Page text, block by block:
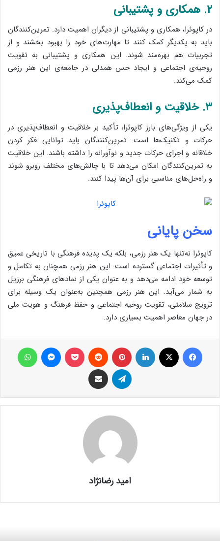
۲. همکاری و پشتیبانی
در کاپوئرا، همکاری و پشتیبانی از دیگران اهمیت دارد. تمرین‌کنندگان
باید به یکدیگر کمک کنند تا مهارت‌های خود را بهبود بخشند و از
تجربیات هم بهره‌مند شوند. این همکاری و پشتیبانی به تقویت
روحیه‌ی اجتماعی و ایجاد حس همدلی در جامعه‌ی این هنر رزمی
کمک می‌کند.
۳. خلاقیت و انعطاف‌پذیری
یکی از ویژگی‌های بارز کاپوئرا، تأکید بر خلاقیت و انعطاف‌پذیری در
حرکات و تکنیک‌ها است. تمرین‌کنندگان باید توانایی فکر کردن
خلاقانه و اجرای حرکات جدید و نوآورانه را داشته باشند. این خلاقیت
به تمرین‌کنندگان امکان می‌دهد تا با چالش‌های مختلف روبرو شوند
و راه‌حل‌های مناسبی برای آن‌ها پیدا کنند.
سخن پایانی
کاپوئرا نه‌تنها یک هنر رزمی، بلکه یک پدیده فرهنگی با تاریخی عمیق
و تأثیرات اجتماعی گسترده است. این هنر رزمی همچنان به تکامل و
توسعه خود ادامه می‌دهد و به عنوان یکی از نمادهای فرهنگی برزیل
به شمار می‌آید. این هنر رزمی همچنین به‌عنوان یک وسیله برای
ترویج سلامتی، تقویت روحیه اجتماعی و حفظ فرهنگ و هویت ملی
در جهان معاصر اهمیت بسیاری دارد.
امید رضانژاد